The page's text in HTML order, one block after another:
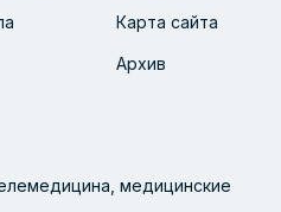
Карта сайта
Архив
медицинские